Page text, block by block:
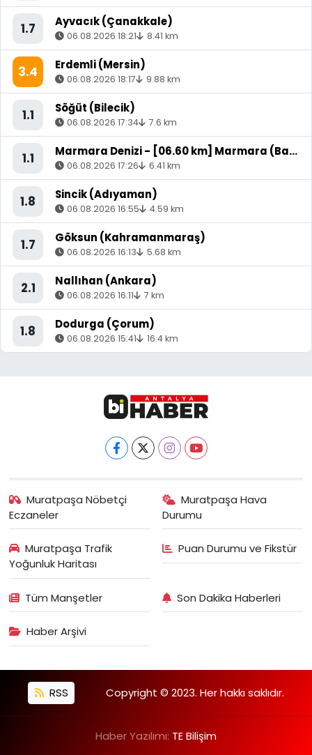
1.7 Ayvacık (Çanakkale)
06.08.2026 18:21 8.41 km
3.4 Erdemli (Mersin)
06.08.2026 18:17 9.88 km
1.1 Söğüt (Bilecik)
06.08.2026 17:34 7.6 km
1.1 Marmara Denizi - [06.60 km] Marmara (Balıkesir)
06.08.2026 17:26 6.41 km
1.8 Sincik (Adıyaman)
06.08.2026 16:55 4.59 km
1.7 Göksun (Kahramanmaraş)
06.08.2026 16:13 5.68 km
2.1 Nallıhan (Ankara)
06.08.2026 16:11 7 km
1.8 Dodurga (Çorum)
06.08.2026 15:41 16.4 km
Muratpaşa Nöbetçi
Eczaneler
Muratpaşa Hava
Durumu
Muratpaşa Trafik
Yoğunluk Haritası
Puan Durumu ve Fikstür
Tüm Manşetler Son Dakika Haberleri
Haber Arşivi
RSS Copyright © 2023. Her hakkı saklıdır.
Haber Yazılımı: TE Bilişim